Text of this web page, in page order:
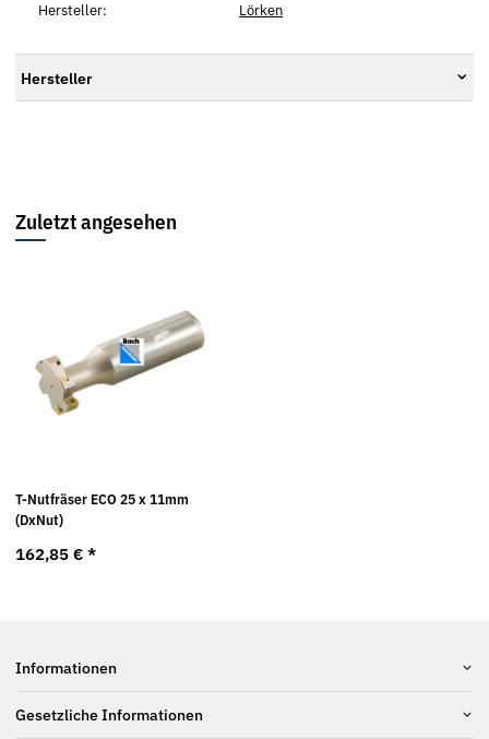
Hersteller:
Lörken
Hersteller
Zuletzt angesehen
T-Nutfräser ECO 25 x 11mm
(DxNut)
162,85 € *
Informationen
Gesetzliche Informationen